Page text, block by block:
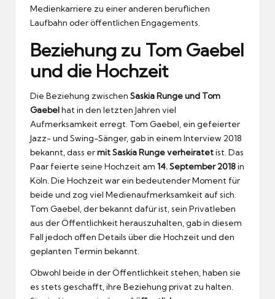
Medienkarriere zu einer anderen beruflichen
Laufbahn oder öffentlichen Engagements.
Beziehung zu Tom Gaebel
und die Hochzeit
Die Beziehung zwischen Saskia Runge und Tom
Gaebelhat in den letzten Jahren viel
Aufmerksamkeit erregt. Tom Gaebel, ein gefeierter
Jazz- und Swing-Sänger, gab in einem Interview 2018
bekannt, dass ermit Saskia Runge verheiratetist. Das
Paar feierte seine Hochzeit am 14. September 2018in
Köln. Die Hochzeit war ein bedeutender Moment für
beide und zog viel Medienaufmerksamkeit auf sich.
Tom Gaebel, der bekannt dafür ist, sein Privatleben
aus der Öffentlichkeit herauszuhalten, gab in diesem
Fall jedoch offen Details über die Hochzeit und den
geplanten Termin bekannt.
Obwohl beide in der Öffentlichkeit stehen, haben sie
es stets geschafft, ihre Beziehung privat zu halten.